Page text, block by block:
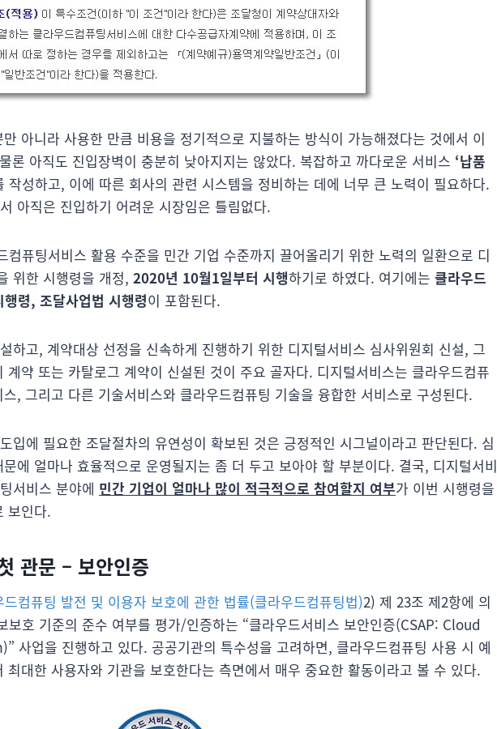
아니라 사용한 만큼 비용을 정기적으로 지불하는 방식이 가능해졌다는 것에서 이
론 아직도 진입장벽이 충분히 낮아지지는 않았다. 복잡하고 까다로운 서비스 ‘납품
작성하고, 이에 따른 회사의 관련 시스템을 정비하는 데에 너무 큰 노력이 필요하다.
아직은 진입하기 어려운 시장임은 틀림없다.
컴퓨팅서비스 활용 수준을 민간 기업 수준까지 끌어올리기 위한 노력의 일환으로 디
위한 시행령을 개정, 2020년 10월1일부터 시행하기로 하였다. 여기에는 클라우드
령, 조달사업법 시행령이 포함된다.
하고, 계약대상 선정을 신속하게 진행하기 위한 디지털서비스 심사위원회 신설, 그
계약 또는 카탈로그 계약이 신설된 것이 주요 골자다. 디지털서비스는 클라우드컴퓨
, 그리고 다른 기술서비스와 클라우드컴퓨팅 기술을 융합한 서비스로 구성된다.
입에 필요한 조달절차의 유연성이 확보된 것은 긍정적인 시그널이라고 판단된다. 심
에 얼마나 효율적으로 운영될지는 좀 더 두고 보아야 할 부분이다. 결국, 디지털서비
서비스 분야에 민간 기업이 얼마나 많이 적극적으로 참여할지 여부가 이번 시행령을
보인다.
관문 – 보안인증
드컴퓨팅 발전 및 이용자 보호에 관한 법률(클라우드컴퓨팅법)2) 제 23조 제2항에 의
보호 기준의 준수 여부를 평가/인증하는 “클라우드서비스 보안인증(CSAP: Cloud
업을 진행하고 있다. 공공기관의 특수성을 고려하면, 클라우드컴퓨팅 사용 시 예
최대한 사용자와 기관을 보호한다는 측면에서 매우 중요한 활동이라고 볼 수 있다.